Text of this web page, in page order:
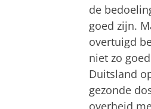
de
goed zijn.
overtuigd
niet zo
Duitsland
gezonde
overheid